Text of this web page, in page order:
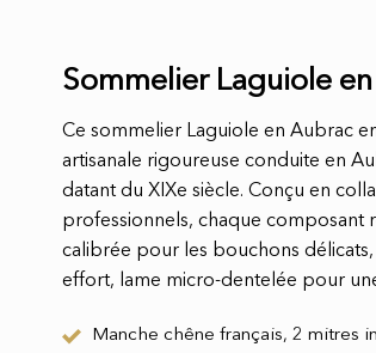
Sommelier Laguiole
Ce sommelier Laguiole en Aubrac
artisanale rigoureuse conduite en
datant du XIXe siècle. Conçu en
professionnels, chaque composant
calibrée pour les bouchons
effort, lame micro-dentelée pour
Manche chêne français, 2 mitres